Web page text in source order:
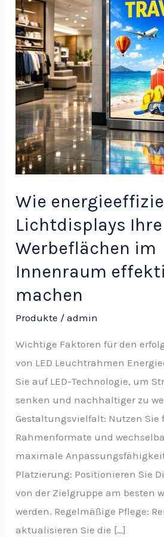
Wie
Lichtdisplays Ihre
Werbeflächen im
Innenraum
machen
Produkte /admin
Wichtige Faktoren für den
von LED Leuchtrahmen
Sie auf LED-Technologie, um
senken und nachhaltiger zu
Gestaltungsvielfalt: Nutzen Sie
Rahmenformate und
maximale
Platzierung: Positionieren Sie
von der Zielgruppe am besten
werden. Regelmäßige Pflege:
aktualisieren Sie die […]
Werbeflächen
im
Innenraum
effektiver
machen